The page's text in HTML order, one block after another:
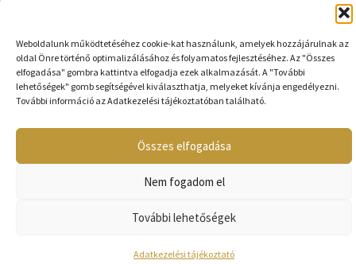
Weboldalunk működtetéséhez cookie-kat használunk, amelyek hozzájárulnak az
oldal Önre történő optimalizálásához és folyamatos fejlesztéséhez. Az "Összes
elfogadása" gombra kattintva elfogadja ezek alkalmazását. A "További
lehetőségek" gomb segítségével kiválaszthatja, melyeket kívánja engedélyezni.
További információ az Adatkezelési tájékoztatóban található.
Összes elfogadása
Nem fogadom el
További lehetőségek
Adatkezelési tájékoztató
c
e
o
k
-
u
t
b